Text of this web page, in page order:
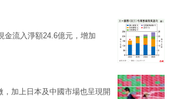
金流入淨額24.6億元，增加
加上日本及中國市場也呈現開